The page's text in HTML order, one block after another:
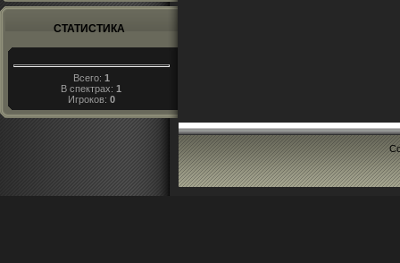
СТАТИСТИКА
Всего: 1
В спектрах:1
Игроков: 0